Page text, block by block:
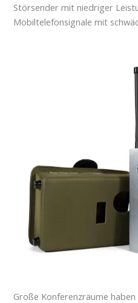
Störsender mit niedriger
Mobiltelefonsignale mit
Große Konferenzräume